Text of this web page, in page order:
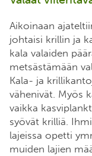
Aikoinaan
johtaisi krillin ja
kala valaiden
metsästämään
Kala- ja
vähenivät. Myös
vaikka
syövät krilliä.
lajeissa opetti
muiden lajien